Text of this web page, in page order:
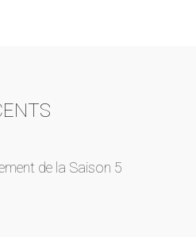
de la Saison 5